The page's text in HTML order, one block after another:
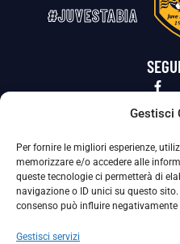
Gestisci
Per fornire le migliori esperienze,
memorizzare e/o accedere alle
queste tecnologie ci permetterà di
navigazione o ID unici su questo
consenso può influire
Gestisci servizi
#JUVESTABIA
Privacy Policy
La Società ha nominato il Responsabile della Protezione dei
adottate dalla nostra Società
Per contattare il